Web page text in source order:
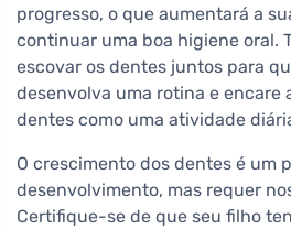
progresso, o que aumentará a
continuar uma boa higiene oral.
escovar os dentes juntos para
desenvolva uma rotina e encare
dentes como uma atividade
O crescimento dos dentes é um
desenvolvimento, mas requer
Certifique-se de que seu filho